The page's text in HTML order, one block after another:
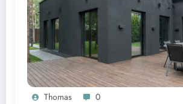
Thomas 0